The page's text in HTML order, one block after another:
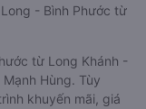
- Bình Phước từ
từ Long Khánh -
Hùng. Tùy
khuyến mãi, giá